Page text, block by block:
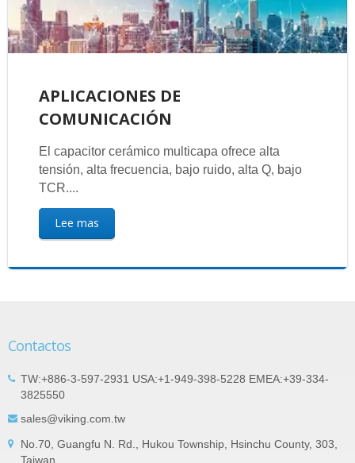
APLICACIONES DE
COMUNICACIÓN
El capacitor cerámico multicapa ofrece alta
tensión, alta frecuencia, bajo ruido, alta Q, bajo
TCR....
Lee mas
Contactos
TW:+886-3-597-2931 USA:+1-949-398-5228 EMEA:+39-334-
3825550
sales@viking.com.tw
No.70, Guangfu N. Rd., Hukou Township, Hsinchu County, 303,
Taiwan